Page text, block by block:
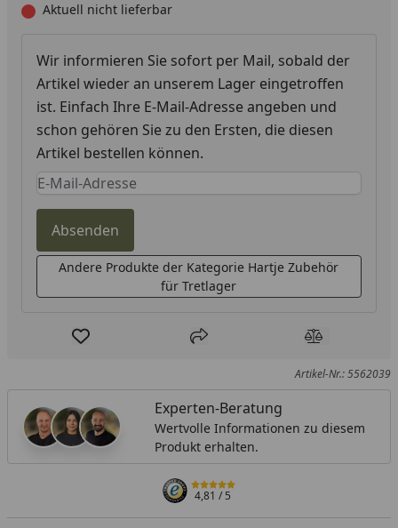
Aktuell nicht lieferbar
Wir informieren Sie sofort per Mail, sobald der
Artikel wieder an unserem Lager eingetroffen
ist. Einfach Ihre E-Mail-Adresse angeben und
schon gehören Sie zu den Ersten, die diesen
Artikel bestellen können.
Keine Eingabe erforderlich
Eingabe erforderlich
Absenden
Andere Produkte der Kategorie Hartje Zubehör
für Tretlager
Produkt zur Wunschliste hinzufügen
Teilen Produkt
Artikel-Nr.: 5562039
Experten-Beratung
Wertvolle Informationen zu diesem
Produkt erhalten.
4,81/ 5